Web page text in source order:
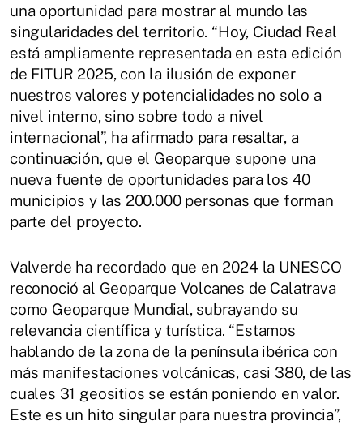
una oportunidad para mostrar al mundo las
singularidades del territorio. “Hoy, Ciudad Real
está ampliamente representada en esta edición
de FITUR 2025, con la ilusión de exponer
nuestros valores y potencialidades no solo a
nivel interno, sino sobre todo a nivel
internacional”, ha afirmado para resaltar, a
continuación, que el Geoparque supone una
nueva fuente de oportunidades para los 40
municipios y las 200.000 personas que forman
parte del proyecto.
Valverde ha recordado que en 2024 la UNESCO
reconoció al Geoparque Volcanes de Calatrava
como Geoparque Mundial, subrayando su
relevancia científica y turística. “Estamos
hablando de la zona de la península ibérica con
más manifestaciones volcánicas, casi 380, de las
cuales 31 geositios se están poniendo en valor.
Este es un hito singular para nuestra provincia”,